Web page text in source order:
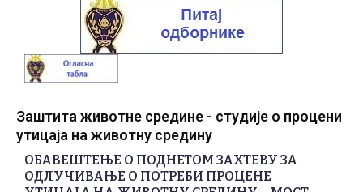
Заштита животне средине - студије о процени
утицаја на животну средину
ОБАВЕШТЕЊЕ О ПОДНЕТОМ ЗАХТЕВУ ЗА
ОДЛУЧИВАЊЕ О ПОТРЕБИ ПРОЦЕНЕ